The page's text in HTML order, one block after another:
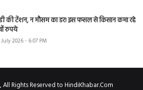
की टेंशन, न मौसम का डर! इस फसल से किसान कमा रहे
रुपये
2026 - 6:07 PM
Rights Reserved to HindiKhabar.Com